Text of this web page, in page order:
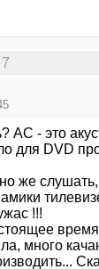
АС - это
для DVD
же
!!!
время
много